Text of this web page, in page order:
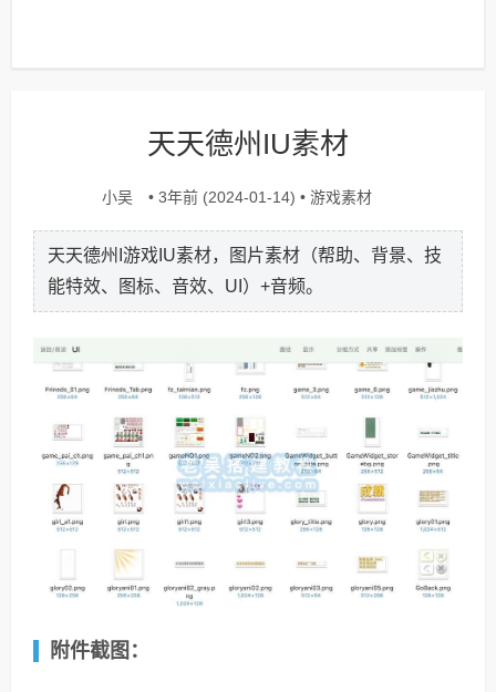
天天德州IU素材
小吴 • 3年前 (2024-01-14) • 游戏素材
天天德州I游戏IU素材，图片素材（帮助、背景、技
能特效、图标、音效、UI）+音频。
附件截图：